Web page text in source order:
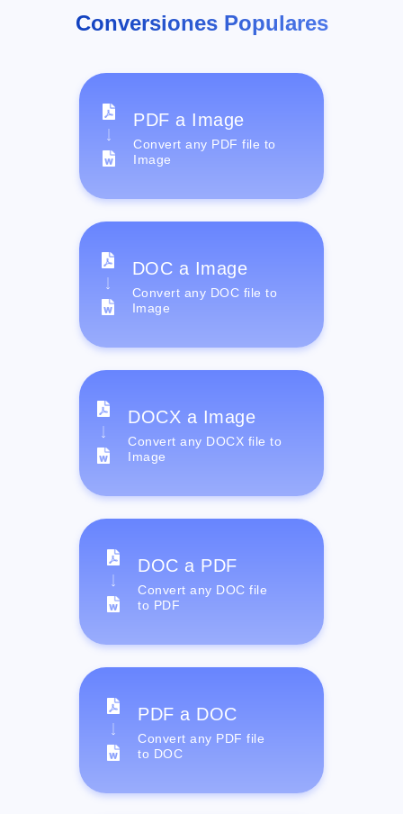
Conversiones Populares
PDF a Image
Convert any PDF file to
Image
DOC a Image
Convert any DOC file to
Image
DOCX a Image
Convert any DOCX file to
Image
DOC a PDF
Convert any DOC file
to PDF
PDF a DOC
Convert any PDF file
to DOC